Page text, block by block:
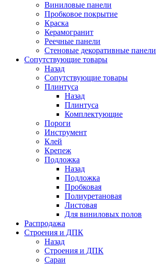
Виниловые панели
Пробковое покрытие
Краска
Керамогранит
Реечные панели
Стеновые декоративные панели
Сопутствующие товары
Назад
Сопутствующие товары
Плинтуса
Назад
Плинтуса
Комплектующие
Пороги
Инструмент
Клей
Крепеж
Подложка
Назад
Подложка
Пробковая
Полиуретановая
Листовая
Для виниловых полов
Распродажа
Строения и ДПК
Назад
Строения и ДПК
Сараи